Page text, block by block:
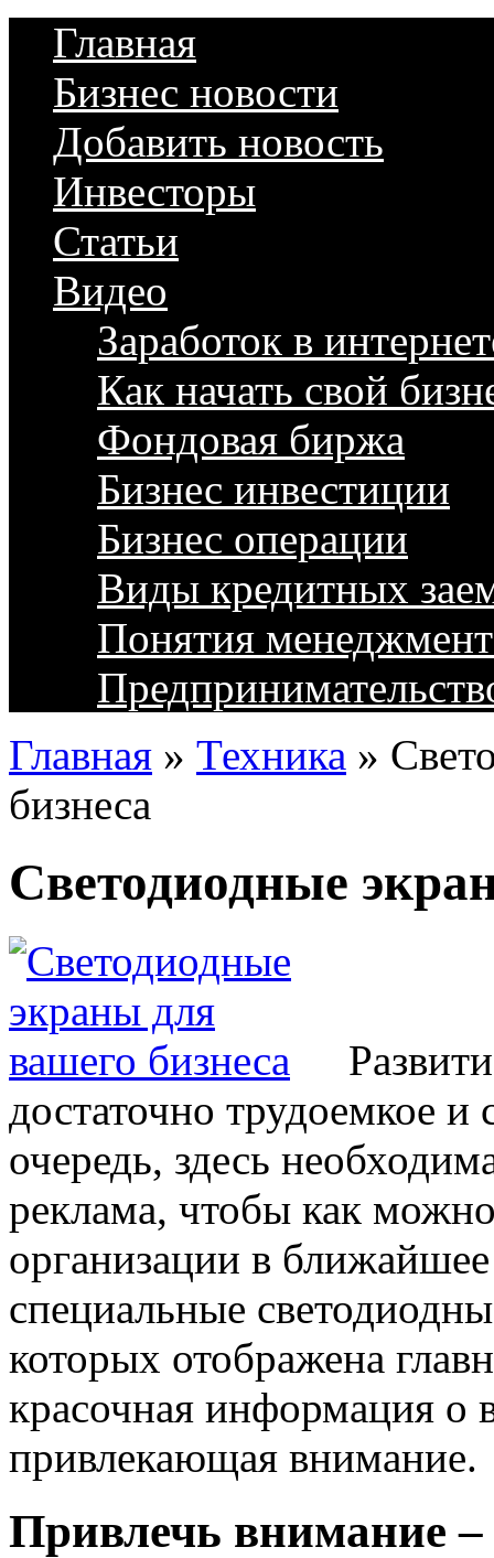
Главная
Бизнес новости
Добавить новость
Инвесторы
Статьи
Видео
Заработок в
Как начать свой
Фондовая биржа
Бизнес инвестиции
Бизнес операции
Виды кредитных
Понятия
Главная » Техника »
бизнеса
Светодиодные
достаточно трудоемкое
очередь, здесь
реклама, чтобы как
организации в
специальные
которых отображена
красочная информация о
привлекающая внимание.
Привлечь внимание –